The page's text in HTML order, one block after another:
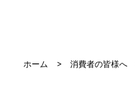
ホーム 消費者の皆様へ